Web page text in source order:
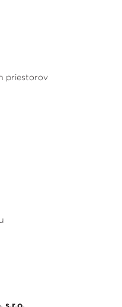
priestorov